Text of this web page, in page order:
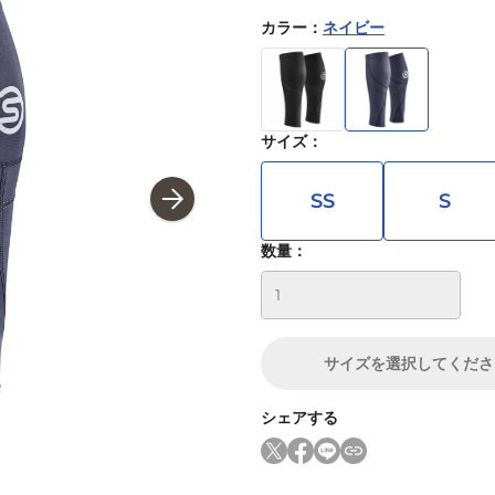
カラー ： ネイビー
サイズ：
SS S
数量：
サイズを選択してくだ
シェアする